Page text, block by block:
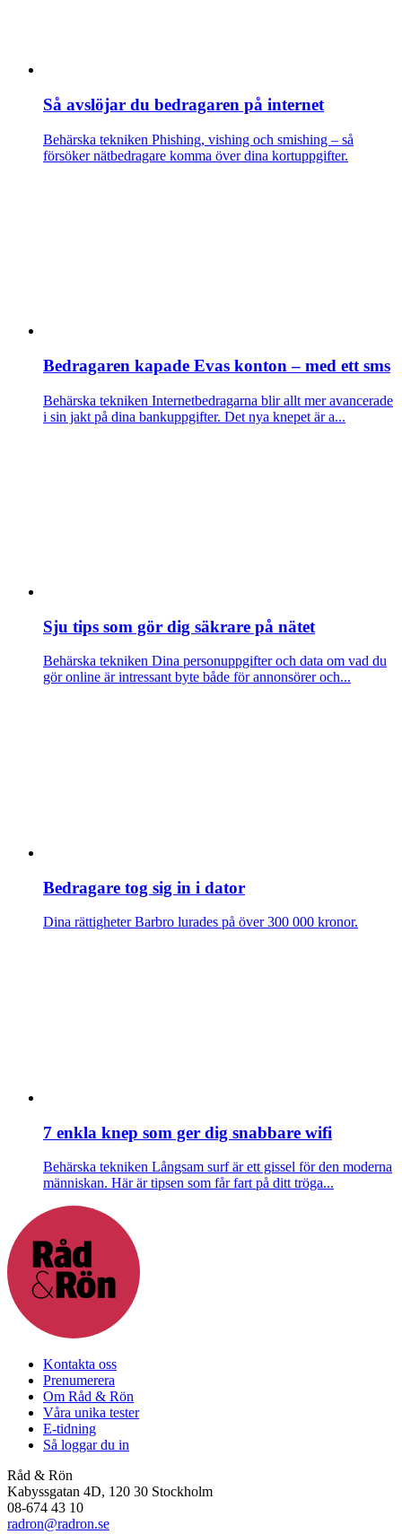
Så avslöjar du bedragaren på internet
Behärska tekniken Phishing, vishing och smishing – så
försöker nätbedragare komma över dina kortuppgifter.
Bedragaren kapade Evas konton – med ett sms
Behärska tekniken Internetbedragarna blir allt mer avancerade
i sin jakt på dina bankuppgifter. Det nya knepet är a...
Sju tips som gör dig säkrare på nätet
Behärska tekniken Dina personuppgifter och data om vad du
gör online är intressant byte både för annonsörer och...
Bedragare tog sig in i dator
Dina rättigheterBarbro lurades på över 300 000 kronor.
7 enkla knep som ger dig snabbare wifi
Behärska tekniken Långsam surf är ett gissel för den moderna
människan. Här är tipsen som får fart på ditt tröga...
Kontakta oss
Prenumerera
Om Råd & Rön
Våra unika tester
E-tidning
Så loggar du in
Råd & Rön
Kabyssgatan 4D, 120 30 Stockholm
08-674 43 10
radron@radron.se